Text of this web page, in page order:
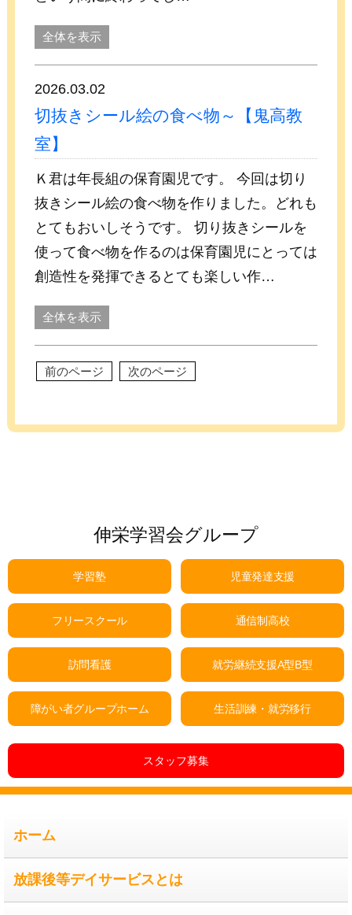
全体を表示
2026.03.02
切抜きシール絵の食べ物～【鬼高教
室】
Ｋ君は年長組の保育園児です。 今回は切り
抜きシール絵の食べ物を作りました。どれも
とてもおいしそうです。 切り抜きシールを
使って食べ物を作るのは保育園児にとっては
創造性を発揮できるとても楽しい作…
全体を表示
前のページ 次のページ
伸栄学習会グループ
学習塾 児童発達支援
フリースクール 通信制高校
訪問看護 就労継続支援A型B型
障がい者グループホーム 生活訓練・就労移行
スタッフ募集
ホーム
放課後等デイサービスとは